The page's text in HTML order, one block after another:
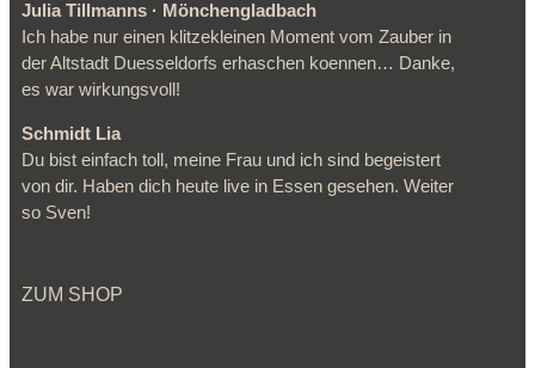
Julia Tillmanns · Mönchengladbach
Ich habe nur einen klitzekleinen Moment vom Zauber in
der Altstadt Duesseldorfs erhaschen koennen… Danke,
es war wirkungsvoll!
Schmidt Lia
Du bist einfach toll, meine Frau und ich sind begeistert
von dir. Haben dich heute live in Essen gesehen. Weiter
so Sven!
ZUM SHOP